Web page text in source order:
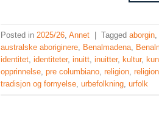
Posted in 2025/26 ,Annet | Taggedaborgin
australske aboriginere Benalmadena
identitet ,identiteter,inuitt ,inuitter,kultur,
opprinnelse ,pre columbiano ,religion ,
tradisjon og fornyelse ,urbefolkning ,urfolk